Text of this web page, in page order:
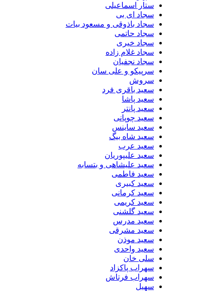
ستار اسماعیلی
سجاد ای بی
سجاد باذوقی و مسعود بیات
سجاد حاتمی
سجاد خیری
سجاد غلام زاده
سجاد نجفیان
سرپیکو و علی سان
سروش
سعید باقری فرد
سعید پاشا
سعید پانتر
سعید چوپانی
سعید ساینس
سعید شاه بیگ
سعید عرب
سعید علیپوریان
سعید علیشاهی و بتسابه
سعید فاطمی
سعید کبیری
سعید کرمانی
سعید کریمی
سعید گلشنی
سعید مدرس
سعید مشرقی
سعید موذن
سعید واحدی
سلی خان
سهراب پاکزاد
سهراب فرتاش